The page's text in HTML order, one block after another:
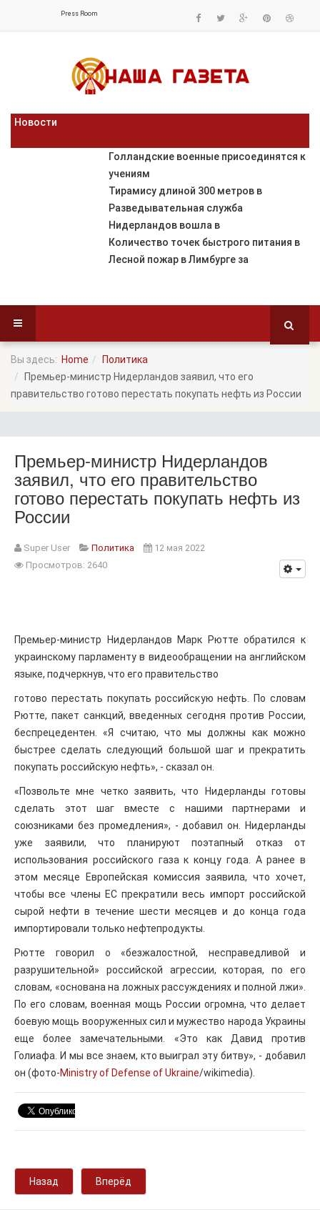
Press Room
Новости
Голландские военные присоединятся к
учениям
Тирамису длиной 300 метров в
Разведывательная служба
Нидерландов вошла в
Количество точек быстрого питания в
Лесной пожар в Лимбурге за
Вы здесь: Home
Политика
Премьер-министр Нидерландов заявил, что его
правительство готово перестать покупать нефть из России
Премьер-министр Нидерландов
заявил, что его правительство
готово перестать покупать нефть из
России
Super User Политика
12 мая 2022
Просмотров: 2640
Премьер-министр Нидерландов Марк Рютте обратился к
украинскому парламенту в видеообращении на английском
языке, подчеркнув, что его правительство
готово перестать покупать российскую нефть. По словам
Рютте, пакет санкций, введенных сегодня против России,
беспрецедентен. «Я считаю, что мы должны как можно
быстрее сделать следующий большой шаг и прекратить
покупать российскую нефть», - сказал он.
«Позвольте мне четко заявить, что Нидерланды готовы
сделать этот шаг вместе с нашими партнерами и
союзниками без промедления», - добавил он. Нидерланды
уже заявили, что планируют поэтапный отказ от
использования российского газа к концу года. А ранее в
этом месяце Европейская комиссия заявила, что хочет,
чтобы все члены ЕС прекратили весь импорт российской
сырой нефти в течение шести месяцев и до конца года
импортировали только нефтепродукты.
Рютте говорил о «безжалостной, несправедливой и
разрушительной» российской агрессии, которая, по его
словам, «основана на ложных рассуждениях и полной лжи».
По его словам, военная мощь России огромна, что делает
боевую мощь вооруженных сил и мужество народа Украины
еще более замечательными. «Это как Давид против
Голиафа. И мы все знаем, кто выиграл эту битву», - добавил
он (фото-Ministry of Defense of Ukraine/wikimedia).
Назад Вперёд